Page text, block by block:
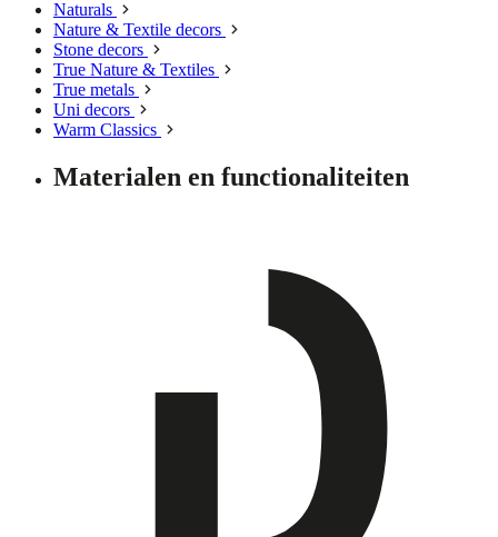
Naturals
Nature & Textile decors
Stone decors
True Nature & Textiles
True metals
Uni decors
Warm Classics
Materialen en functionaliteiten